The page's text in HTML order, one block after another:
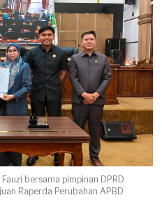
bersama pimpinan DPRD
Raperda Perubahan APBD